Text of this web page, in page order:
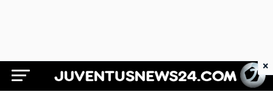
Juventus News 24
×